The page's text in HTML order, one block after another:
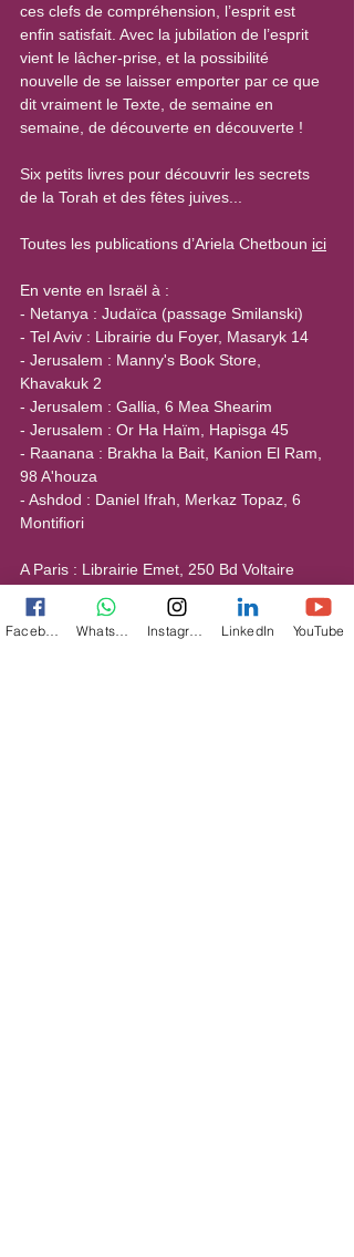
ces clefs de compréhension, l’esprit est
enfin satisfait. Avec la jubilation de l’esprit
vient le lâcher-prise, et la possibilité
nouvelle de se laisser emporter par ce que
dit vraiment le Texte, de semaine en
semaine, de découverte en découverte !
Six petits livres pour découvrir les secrets
de la Torah et des fêtes juives...
Toutes les publications d’Ariela Chetboun ici
En vente en Israël à :
- Netanya : Judaïca (passage Smilanski)
- Tel Aviv : Librairie du Foyer, Masaryk 14
- Jerusalem : Manny's Book Store,
Khavakuk 2
- Jerusalem : Gallia, 6 Mea Shearim
- Jerusalem : Or Ha Haïm, Hapisga 45
- Raanana : Brakha la Bait, Kanion El Ram,
98 A'houza
- Ashdod : Daniel Ifrah, Merkaz Topaz, 6
Montifiori
A Paris : Librairie Emet, 250 Bd Voltaire
A Neuilly : Judaïc-Store 20 rue Paul-
Chatrousse
LinkedIn YouTube